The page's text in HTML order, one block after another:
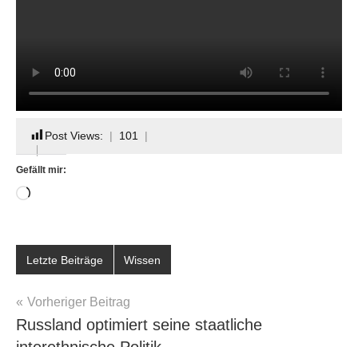
Post Views: 101
Gefällt mir:
Wird
Schlagwörter:
Wer
gezwungen
Letzte Beiträge Wissen
Beitragsnavigation
Vorheriger Beitrag
Russland optimiert seine staatliche